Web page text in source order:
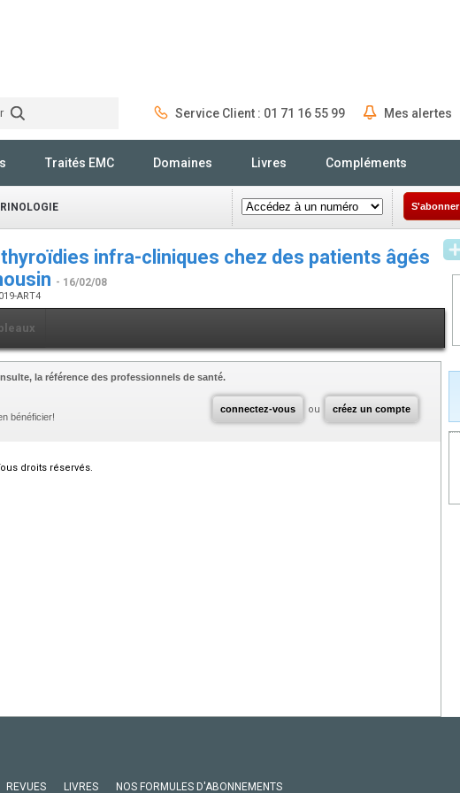
Service Client : 01 71 16 55 99 Mes alertes
Traités EMC Domaines Livres Compléments
S'abonner
infra-cliniques chez des patients âgés
- 16/02/08
ART4
connectez-vous ou créez un compte
la référence des professionnels de santé.
bénéficier!
droits réservés.
REVUES LIVRES NOS FORMULES D'ABONNEMENTS